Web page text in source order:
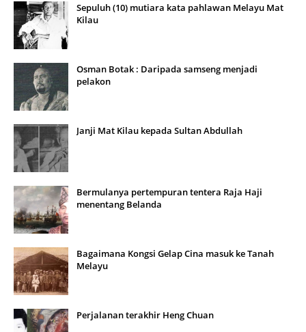
Sepuluh (10) mutiara kata pahlawan Melayu Mat
Kilau
Osman Botak : Daripada samseng menjadi
pelakon
Janji Mat Kilau kepada Sultan Abdullah
Bermulanya pertempuran tentera Raja Haji
menentang Belanda
Bagaimana Kongsi Gelap Cina masuk ke Tanah
Melayu
Perjalanan terakhir Heng Chuan